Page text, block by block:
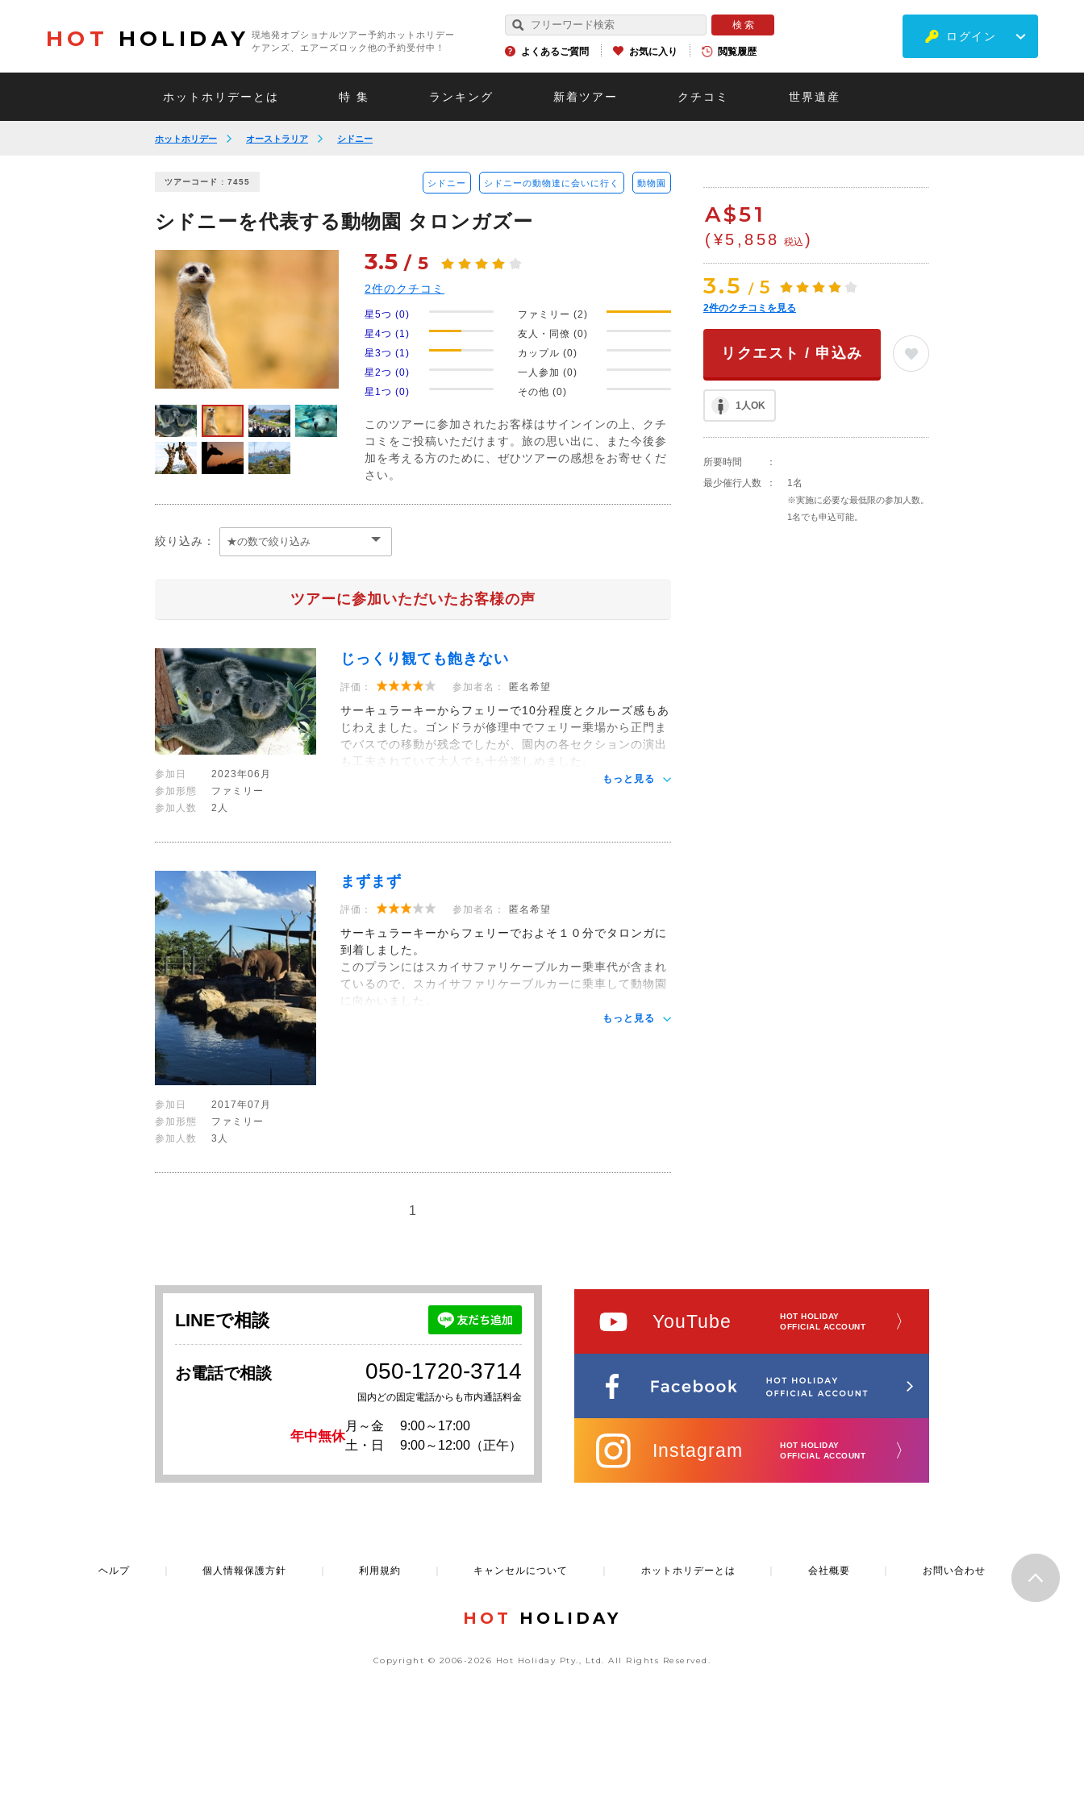
HOT HOLIDAY
現地発オプショナルツアー予約ホットホリデー
ケアンズ、エアーズロック他の予約受付中！
よくあるご質問 お気に入り 閲覧履歴
ログイン
ホットホリデーとは 特 集 ランキング 新着ツアー クチコミ 世界遺産
ホットホリデー オーストラリア シドニー
ツアーコード : 7455 シドニー シドニーの動物達に会いに行く 動物園
シドニーを代表する動物園 タロンガズー
3.5 / 5
2件のクチコミ
星5つ (0)
星4つ (1)
星3つ (1)
星2つ (0)
星1つ (0)
ファミリー (2)
友人・同僚 (0)
カップル (0)
一人参加 (0)
その他 (0)
このツアーに参加されたお客様はサインインの上、クチ
コミをご投稿いただけます。旅の思い出に、また今後参
加を考える方のために、ぜひツアーの感想をお寄せくだ
さい。
絞り込み：
ツアーに参加いただいたお客様の声
じっくり観ても飽きない
評価： 参加者名： 匿名希望
サーキュラーキーからフェリーで10分程度とクルーズ感もあ
じわえました。ゴンドラが修理中でフェリー乗場から正門ま
でバスでの移動が残念でしたが、園内の各セクションの演出
も工夫されていて大人でも十分楽しめました。
もっと見る
参加日
2023年06月
参加形態
ファミリー
参加人数
2人
まずまず
評価： 参加者名： 匿名希望
サーキュラーキーからフェリーでおよそ１０分でタロンガに
到着しました。
このプランにはスカイサファリケーブルカー乗車代が含まれ
ているので、スカイサファリケーブルカーに乗車して動物園
に向かいました。
もっと見る
参加日
2017年07月
参加形態
ファミリー
参加人数
3人
1
A$51
(¥5,858 税込 )
3.5 / 5
2件のクチコミを見る
リクエスト / 申込み
1人OK
所要時間
：
最少催行人数
： 1名
※実施に必要な最低限の参加人数。
1名でも申込可能。
LINEで相談
お電話で相談 050-1720-3714
国内どの固定電話からも市内通話料金
年中無休
月～金
9:00～17:00
土・日
9:00～12:00（正午）
YouTube
HOT HOLIDAY
OFFICIAL ACCOUNT
〉
Instagram
HOT HOLIDAY
OFFICIAL ACCOUNT
〉
ヘルプ 個人情報保護方針 利用規約 キャンセルについて ホットホリデーとは 会社概要 お問い合わせ
HOT HOLIDAY
Copyright © 2006-2026 Hot Holiday Pty., Ltd.All Rights Reserved.